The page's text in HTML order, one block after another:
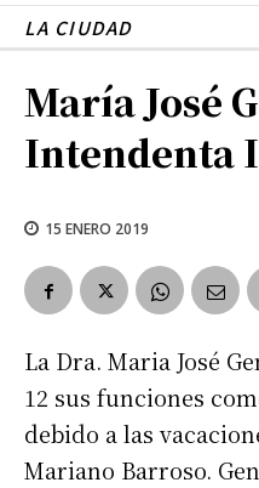
LA CIUDAD
María José
Intendenta
15 ENERO 2019
La Dra. Maria José
12 sus funciones
debido a las
Mariano Barroso.